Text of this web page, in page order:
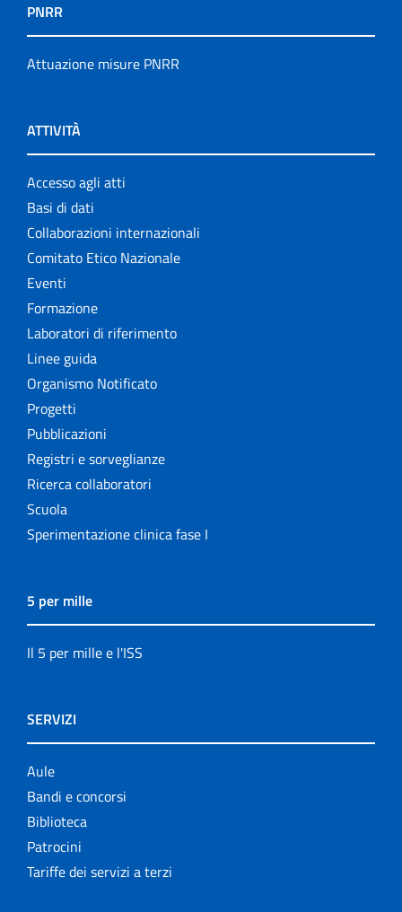
PNRR
Attuazione misure PNRR
ATTIVITÀ
Accesso agli atti
Basi di dati
Collaborazioni internazionali
Comitato Etico Nazionale
Eventi
Formazione
Laboratori di riferimento
Linee guida
Organismo Notificato
Progetti
Pubblicazioni
Registri e sorveglianze
Ricerca collaboratori
Scuola
Sperimentazione clinica fase I
5 per mille
Il 5 per mille e l'ISS
SERVIZI
Aule
Bandi e concorsi
Biblioteca
Patrocini
Tariffe dei servizi a terzi